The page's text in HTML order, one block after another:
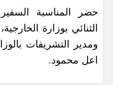
حضر المناسبة السفير
الثنائي بوزارة
ومدير التشريفات
اعل محمود.